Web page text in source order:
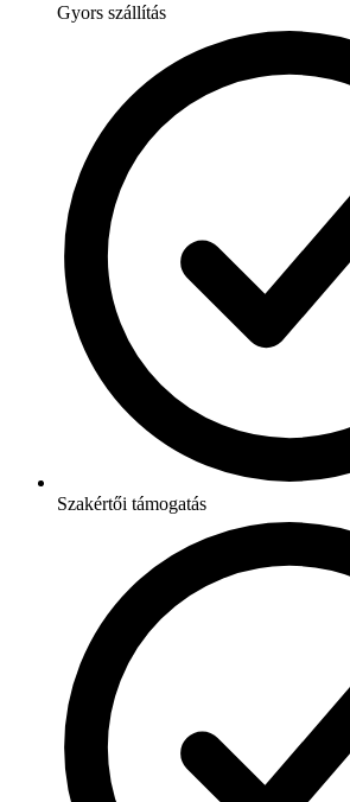
Gyors szállítás
Szakértői támogatás